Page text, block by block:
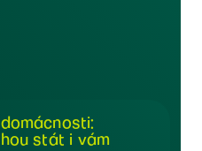
stát i vám